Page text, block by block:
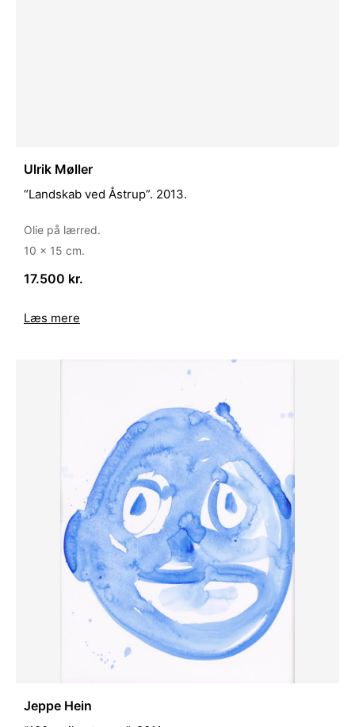
Ulrik Møller
“Landskab ved Åstrup”. 2013.
Olie på lærred.
10 x 15 cm.
17.500 kr.
Læs mere
Jeppe Hein